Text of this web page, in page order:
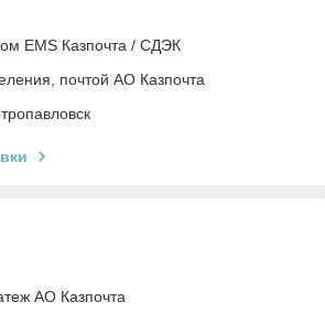
EMS Казпочта / СДЭК
почтой АО Казпочта
АО Казпочта